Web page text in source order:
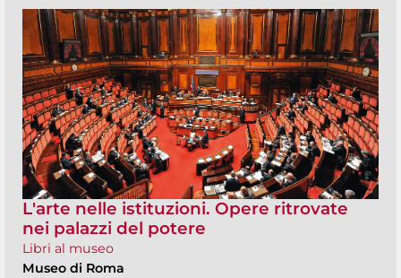
L'arte nelle istituzioni. Opere ritrovate
nei palazzi del potere
Libri al museo
Museo di Roma